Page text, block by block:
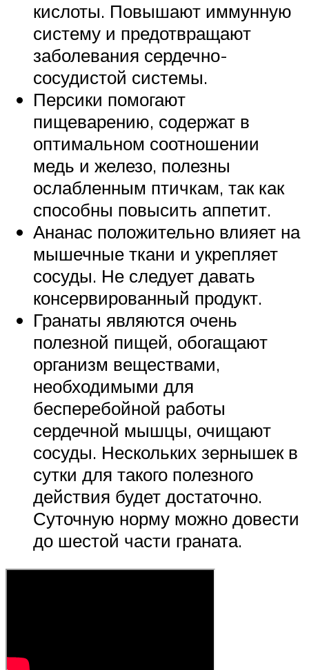
кислоты. Повышают иммунную
систему и предотвращают
заболевания сердечно-
сосудистой системы.
Персики помогают
пищеварению, содержат в
оптимальном соотношении
медь и железо, полезны
ослабленным птичкам, так как
способны повысить аппетит.
Ананас положительно влияет на
мышечные ткани и укрепляет
сосуды. Не следует давать
консервированный продукт.
Гранаты являются очень
полезной пищей, обогащают
организм веществами,
необходимыми для
бесперебойной работы
сердечной мышцы, очищают
сосуды. Нескольких зернышек в
сутки для такого полезного
действия будет достаточно.
Суточную норму можно довести
до шестой части граната.